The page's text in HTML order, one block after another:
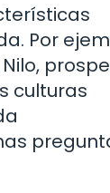
Por
culturas